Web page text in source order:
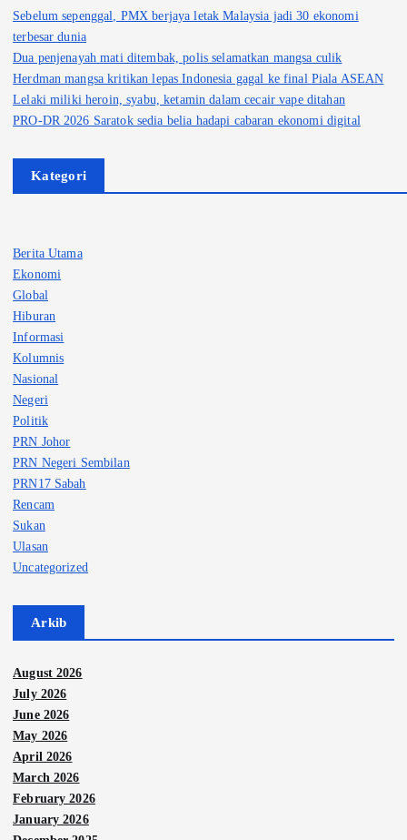
Sebelum sepenggal, PMX berjaya letak Malaysia jadi 30 ekonomi
terbesar dunia
Dua penjenayah mati ditembak, polis selamatkan mangsa culik
Herdman mangsa kritikan lepas Indonesia gagal ke final Piala ASEAN
Lelaki miliki heroin, syabu, ketamin dalam cecair vape ditahan
PRO-DR 2026 Saratok sedia belia hadapi cabaran ekonomi digital
Kategori
Berita Utama
Ekonomi
Global
Hiburan
Informasi
Kolumnis
Nasional
Negeri
Politik
PRN Johor
PRN Negeri Sembilan
PRN17 Sabah
Rencam
Sukan
Ulasan
Uncategorized
Arkib
August 2026
July 2026
June 2026
May 2026
April 2026
March 2026
February 2026
January 2026